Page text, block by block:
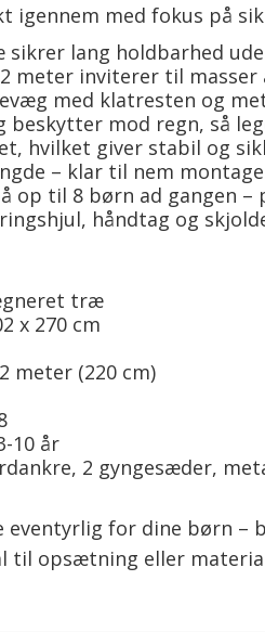
med fokus på
lang holdbarhed
meter inviterer til
med klatresten og
mod regn, så
hvilket giver stabil og
– klar til nem
op til 8 børn ad gangen
håndtag og
træ
x 270 cm
meter (220 cm)
10 år
2 gyngesæder,
eventyrlig for dine børn
til opsætning eller